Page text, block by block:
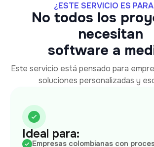
¿ESTE SERVICIO ES
No todos los
necesitan
software a
Este servicio está pensado para
soluciones personalizadas y
Ideal para:
Empresas colombianas con